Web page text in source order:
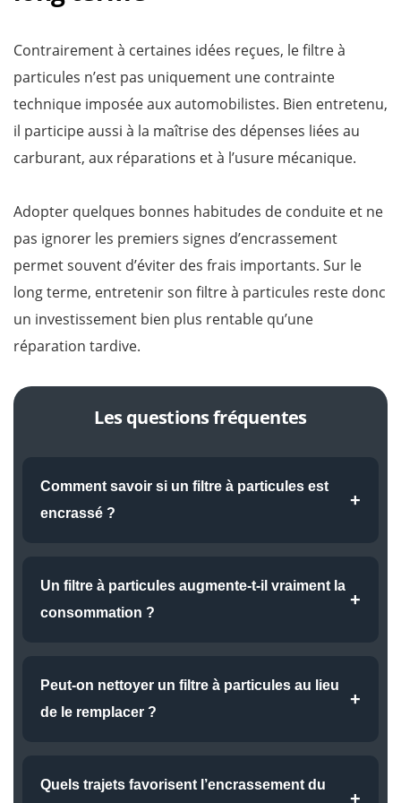
Contrairement à certaines idées reçues, le filtre à
particules n’est pas uniquement une contrainte
technique imposée aux automobilistes. Bien entretenu,
il participe aussi à la maîtrise des dépenses liées au
carburant, aux réparations et à l’usure mécanique.
Adopter quelques bonnes habitudes de conduite et ne
pas ignorer les premiers signes d’encrassement
permet souvent d’éviter des frais importants. Sur le
long terme, entretenir son filtre à particules reste donc
un investissement bien plus rentable qu’une
réparation tardive.
Les questions fréquentes
Comment savoir si un filtre à particules est
encrassé ?
+
puissance, hausse de la consommation, voyant moteur
allumé ou passages fréquents en mode dégradé. Un
Un filtre à particules augmente-t-il vraiment la
consommation ?
+
fournir davantage d’efforts pour évacuer les gaz
d’échappement. Cette résistance supplémentaire entraîne
Peut-on nettoyer un filtre à particules au lieu
de le remplacer ?
+
lorsque le filtre n’est pas trop endommagé. Cela permet
Quels trajets favorisent l’encrassement du
+